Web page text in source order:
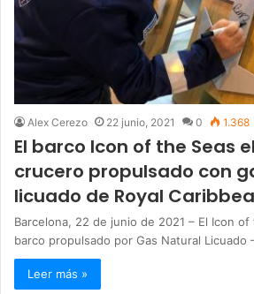
Alex Cerezo 22 junio, 2021 0 1.368
El barco Icon of the Seas
crucero propulsado con
licuado de Royal
Barcelona, 22 de junio de 2021 – El Icon
barco propulsado por Gas Natural Licuado
Leer más »